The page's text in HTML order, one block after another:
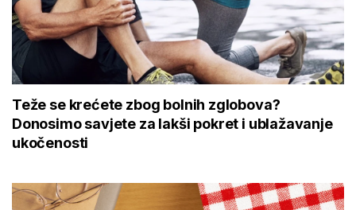
Teže se krećete zbog bolnih zglobova?
Donosimo savjete za lakši pokret i ublažavanje
ukočenosti